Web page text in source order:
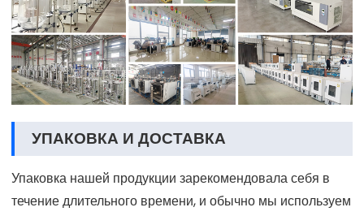
УПАКОВКА И ДОСТАВКА
Упаковка нашей продукции зарекомендовала себя в
течение длительного времени, и обычно мы используем